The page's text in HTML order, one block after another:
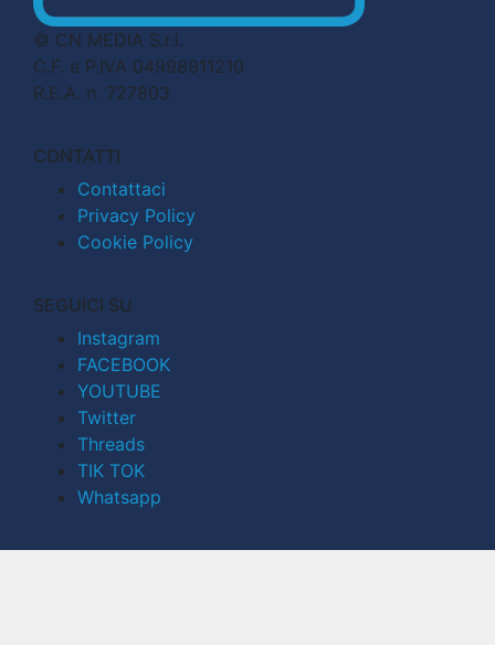
© CN MEDIA S.r.l.
C.F. e P.IVA 04998911210
R.E.A. n. 727803
CONTATTI
Contattaci
Privacy Policy
Cookie Policy
SEGUICI SU
Instagram
FACEBOOK
YOUTUBE
Twitter
Threads
TIK TOK
Whatsapp